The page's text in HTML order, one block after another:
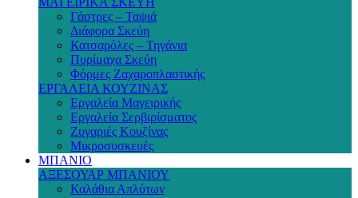
Γάστρες – Ταψιά
Διάφορα Σκεύη
Κατσαρόλες – Τηγάνια
Πυρίμαχα Σκεύη
Φόρμες Ζαχαροπλαστικής
ΕΡΓΑΛΕΙΑ ΚΟΥΖΙΝΑΣ
Εργαλεία Μαγειρικής
Εργαλεία Σερβιρίσματος
Ζυγαριές Κουζίνας
Μικροσυσκευές
ΜΠΑΝΙΟ
ΑΞΕΣΟΥΑΡ ΜΠΑΝΙΟΥ
Καλάθια Απλύτων